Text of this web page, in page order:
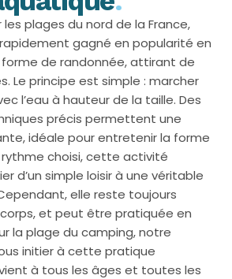
plages du nord de la France,
gagné en popularité en
de randonnée, attirant de
Le principe est simple : marcher
l’eau à hauteur de la taille. Des
précis permettent une
idéale pour entretenir la forme
rythme choisi, cette activité
d’un simple loisir à une véritable
elle reste toujours
et peut être pratiquée en
la plage du camping, notre
initier à cette pratique
à tous les âges et toutes les